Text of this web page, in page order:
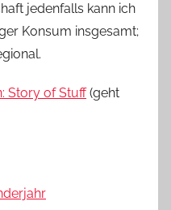
jedenfalls kann ich
Konsum insgesamt;
Story of Stuff(geht